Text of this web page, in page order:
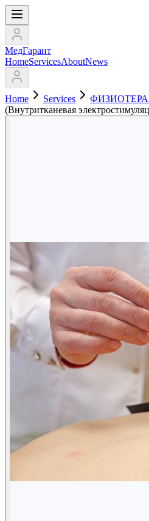
МедГарант
HomeServicesAboutNews
Home Services
(Внутритканевая